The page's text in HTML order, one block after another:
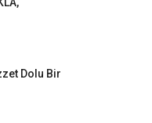
Dolu Bir